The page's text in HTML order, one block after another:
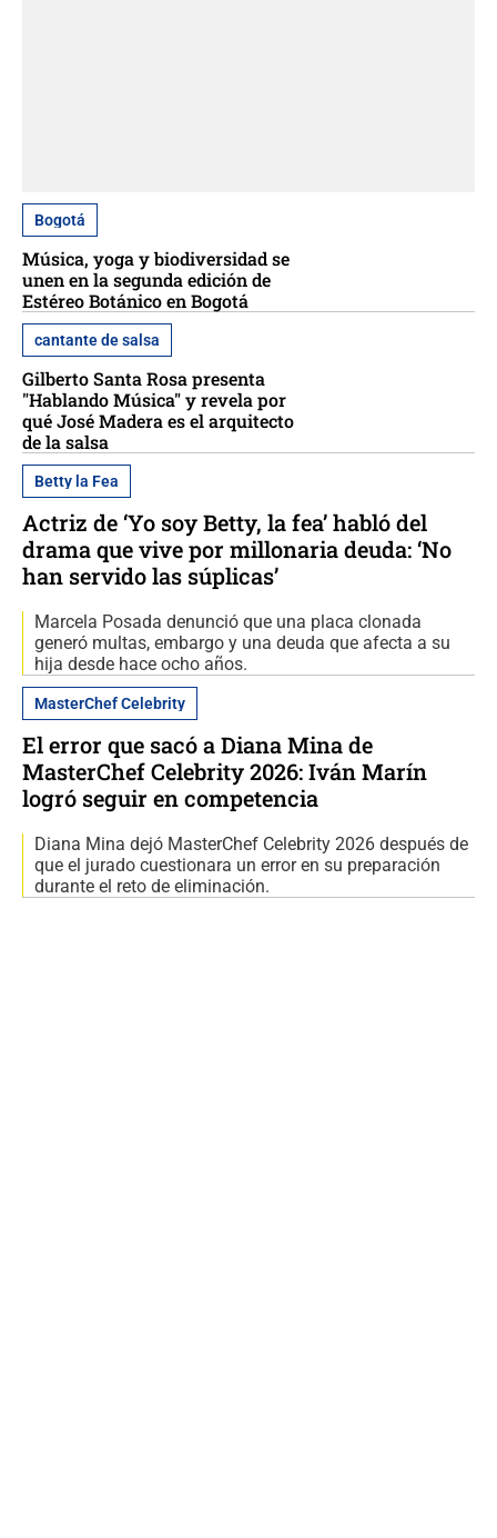
Bogotá
Música, yoga y biodiversidad se
unen en la segunda edición de
Estéreo Botánico en Bogotá
cantante de salsa
Gilberto Santa Rosa presenta
"Hablando Música" y revela por
qué José Madera es el arquitecto
de la salsa
Betty la Fea
Actriz de ‘Yo soy Betty, la fea’ habló del
drama que vive por millonaria deuda: ‘No
han servido las súplicas’
Marcela Posada denunció que una placa clonada
generó multas, embargo y una deuda que afecta a su
hija desde hace ocho años.
MasterChef Celebrity
El error que sacó a Diana Mina de
MasterChef Celebrity 2026: Iván Marín
logró seguir en competencia
Diana Mina dejó MasterChef Celebrity 2026 después de
que el jurado cuestionara un error en su preparación
durante el reto de eliminación.